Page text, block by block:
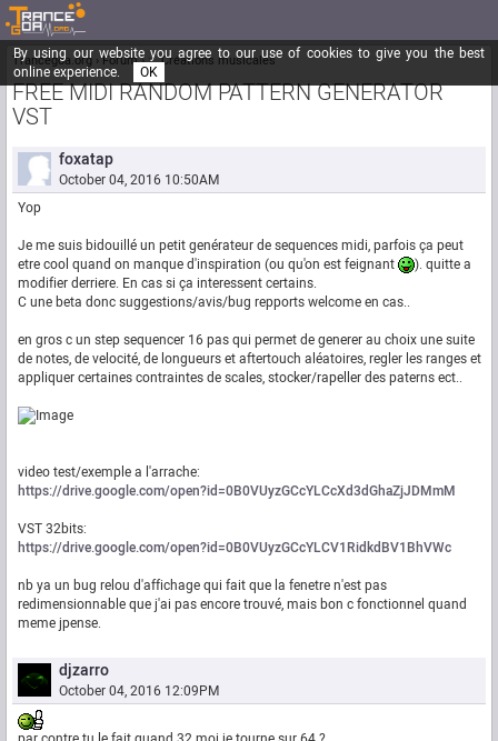
By using our website you agree to our use of cookies to give you the best
online experience.
OK
Trancegoa.org Forum ::. Créations musicales
FREE MIDI RANDOM PATTERN GENERATOR
VST
foxatap
October 04, 2016 10:50AM
Yop
Je me suis bidouillé un petit genérateur de sequences midi, parfois ça peut
etre cool quand on manque d'inspiration (ou qu'on est feignant
). quitte a
modifier derriere. En cas si ça interessent certains.
C une beta donc suggestions/avis/bug repports welcome en cas..
en gros c un step sequencer 16 pas qui permet de generer au choix une suite
de notes, de velocité, de longueurs et aftertouch aléatoires, regler les ranges et
appliquer certaines contraintes de scales, stocker/rapeller des paterns ect..
video test/exemple a l'arrache:
https://drive.google.com/open?id=0B0VUyzGCcYLCcXd3dGhaZjJDMmM
VST 32bits:
https://drive.google.com/open?id=0B0VUyzGCcYLCV1RidkdBV1BhVWc
nb ya un bug relou d'affichage qui fait que la fenetre n'est pas
redimensionnable que j'ai pas encore trouvé, mais bon c fonctionnel quand
meme jpense.
djzarro
October 04, 2016 12:09PM